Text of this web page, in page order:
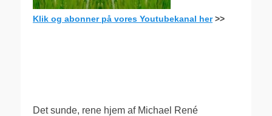
Klik og abonner på vores Youtubekanal her>>
Det sunde, rene hjem af Michael René